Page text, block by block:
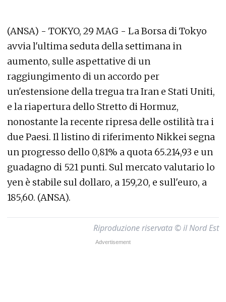
(ANSA) - TOKYO, 29 MAG - La Borsa di Tokyo
avvia l'ultima seduta della settimana in
aumento, sulle aspettative di un
raggiungimento di un accordo per
un'estensione della tregua tra Iran e Stati Uniti,
e la riapertura dello Stretto di Hormuz,
nonostante la recente ripresa delle ostilità tra i
due Paesi. Il listino di riferimento Nikkei segna
un progresso dello 0,81% a quota 65.214,93 e un
guadagno di 521 punti. Sul mercato valutario lo
yen è stabile sul dollaro, a 159,20, e sull'euro, a
185,60. (ANSA).
Riproduzione riservata © il Nord Est